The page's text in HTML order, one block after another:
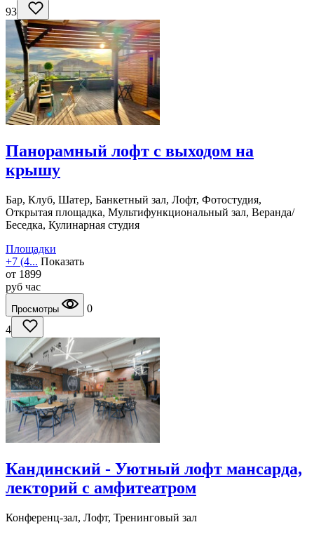
93
Панорамный лофт с выходом на
крышу
Бар, Клуб, Шатер, Банкетный зал, Лофт, Фотостудия,
Открытая площадка, Мультифункциональный зал, Веранда/
Беседка, Кулинарная студия
Площадки
+7 (4... Показать
от 1899
руб час
Просмотры
0
4
Кандинский - Уютный лофт мансарда,
лекторий с амфитеатром
Конференц-зал, Лофт, Тренинговый зал